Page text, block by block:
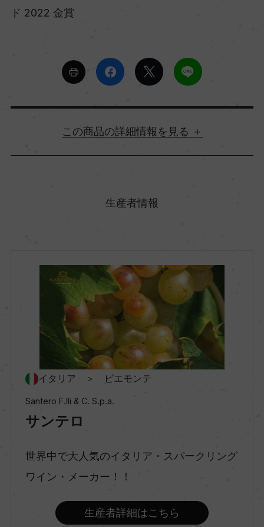
ド 2022 金賞
詳細情報
味わい
生産者情報
イタリア ＞ ピエモンテ
Santero F.lli & C. S.p.a.
サンテロ
世界中で大人気のイタリア・スパークリング
ワイン・メーカー！！
生産者詳細はこちら